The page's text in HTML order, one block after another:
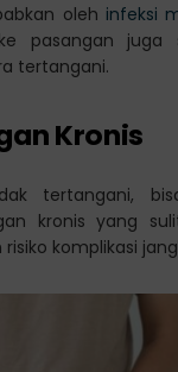
oleh infeksi
pasangan juga
tertangani.
Kronis
tertangani,
kronis yang
komplikasi